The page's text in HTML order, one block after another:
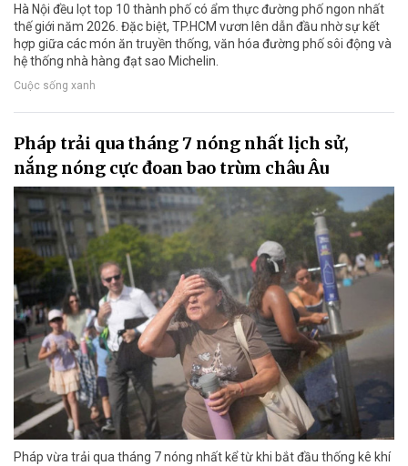
Hà Nội đều lọt top 10 thành phố có ẩm thực đường phố ngon nhất
thế giới năm 2026. Đặc biệt, TP.HCM vươn lên dẫn đầu nhờ sự kết
hợp giữa các món ăn truyền thống, văn hóa đường phố sôi động và
hệ thống nhà hàng đạt sao Michelin.
Cuộc sống xanh
Pháp trải qua tháng 7 nóng nhất lịch sử,
nắng nóng cực đoan bao trùm châu Âu
Pháp vừa trải qua tháng 7 nóng nhất kể từ khi bắt đầu thống kê khí